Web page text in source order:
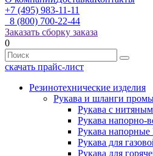
+7 (495) 983-11-11
8 (800) 700-22-44
Заказать сборку заказа
0
скачать прайс-лист
Резинотехнические изделия
Рукава и шланги
Рукава с
Рукава напорно-
Рукава
Рукава для
Рукава для